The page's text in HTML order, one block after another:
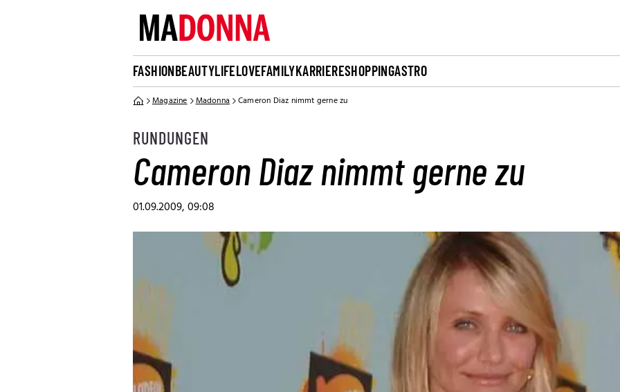
FASHIONBEAUTYLIFELOVEFAMILYKARRIERESHOPPINGASTRO
Magazine Madonna Cameron Diaz nimmt gerne zu
RUNDUNGEN
Cameron Diaz nimmt gerne zu
01.09.2009, 09:08